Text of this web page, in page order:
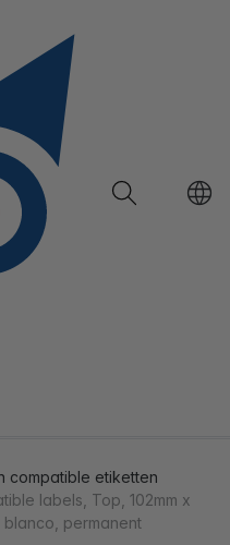
compatible etiketten
labels, Top, 102mm x
blanco, permanent